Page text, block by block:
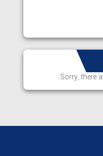
Sorry, there